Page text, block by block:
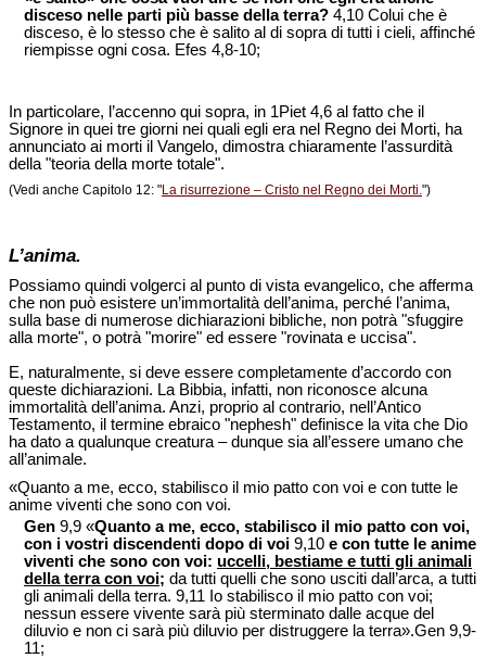
disceso nelle parti più basse della terra? 4,10 Colui che è
disceso, è lo stesso che è salito al di sopra di tutti i cieli, affinché
riempisse ogni cosa. Efes 4,8-10;
In particolare, l’accenno qui sopra, in 1Piet 4,6 al fatto che il
Signore in quei tre giorni nei quali egli era nel Regno dei Morti, ha
annunciato ai morti il Vangelo, dimostra chiaramente l’assurdità
della "teoria della morte totale".
(Vedi anche Capitolo 12: "La risurrezione – Cristo nel Regno dei Morti.")
L’anima.
Possiamo quindi volgerci al punto di vista evangelico, che afferma
che non può esistere un’immortalità dell’anima, perché l’anima,
sulla base di numerose dichiarazioni bibliche, non potrà "sfuggire
alla morte", o potrà "morire" ed essere "rovinata e uccisa".
E, naturalmente, si deve essere completamente d’accordo con
queste dichiarazioni. La Bibbia, infatti, non riconosce alcuna
immortalità dell’anima. Anzi, proprio al contrario, nell’Antico
Testamento, il termine ebraico "nephesh" definisce la vita che Dio
ha dato a qualunque creatura – dunque sia all’essere umano che
all’animale.
«Quanto a me, ecco, stabilisco il mio patto con voi e con tutte le
anime viventi che sono con voi.
Gen 9,9 «Quanto a me, ecco, stabilisco il mio patto con voi,
con i vostri discendenti dopo di voi 9,10 e con tutte le anime
viventi che sono con voi: uccelli, bestiame e tutti gli animali
della terra con voi; da tutti quelli che sono usciti dall’arca, a tutti
gli animali della terra. 9,11 Io stabilisco il mio patto con voi;
nessun essere vivente sarà più sterminato dalle acque del
diluvio e non ci sarà più diluvio per distruggere la terra».Gen 9,9-
11;